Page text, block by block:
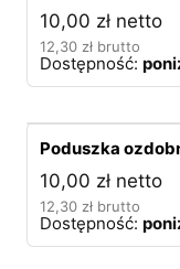
10,00 zł netto
12,30 zł brutto
Dostępność:
Poduszka
10,00 zł netto
12,30 zł brutto
Dostępność: